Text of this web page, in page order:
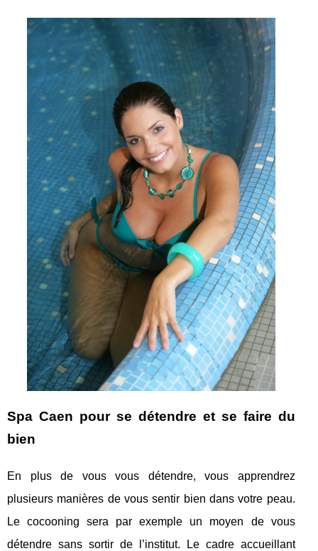
Spa Caen pour se détendre et se faire du
bien
En plus de vous vous détendre, vous apprendrez
plusieurs manières de vous sentir bien dans votre peau.
Le cocooning sera par exemple un moyen de vous
détendre sans sortir de l’institut. Le cadre accueillant